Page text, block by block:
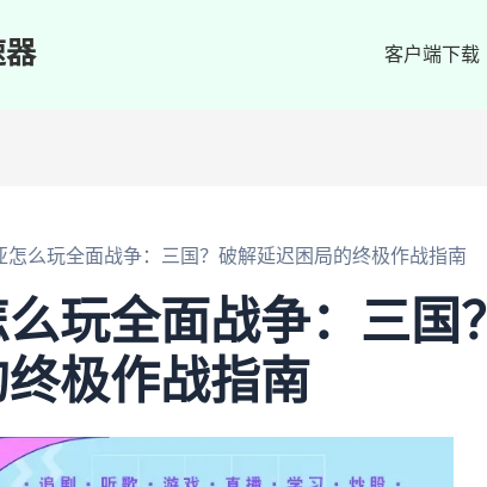
器 客户端下载
怎么玩全面战争：三国？破解延迟困局的终极作战指南
玩全面战争：三国？
极作战指南